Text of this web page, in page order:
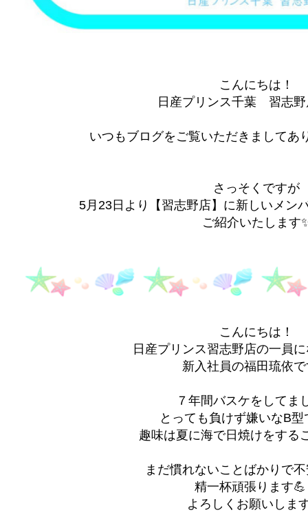
こんにちは！
日産プリンス千葉 習志野
いつもブログをご覧いただきましてあ
さっそくですが
5月23日より【習志野店】に新しいメン
ご紹介いたします
こんにちは！
日産プリンス習志野店の一員
新入社員の福田琉依
７年間バスケをしてま
とっても負けず嫌いなB型
趣味は夏に海で日焼けをする
まだ慣れないことばかりで
精一杯頑張ります
よろしくお願いしま